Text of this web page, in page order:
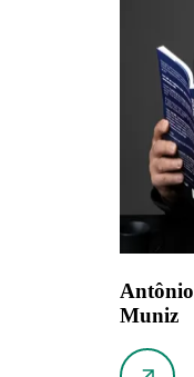
Antônio
Muniz